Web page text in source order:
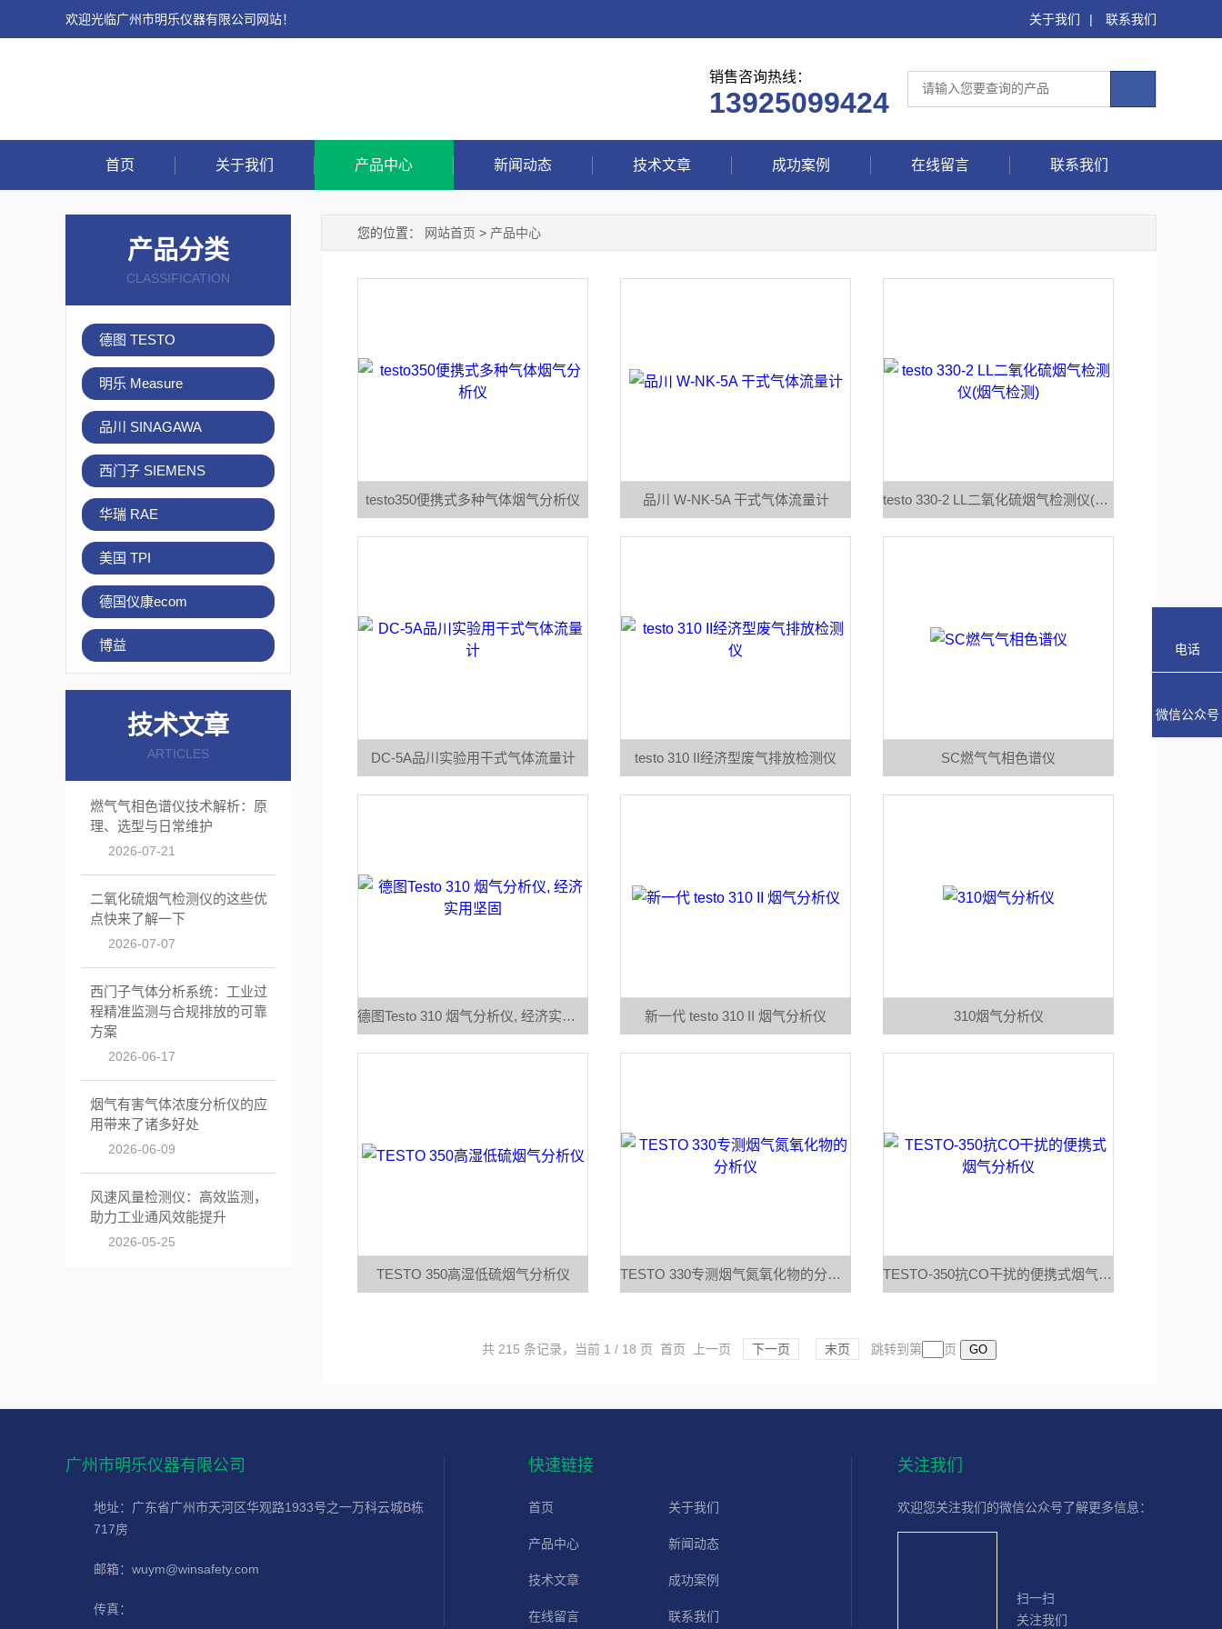
欢迎光临广州市明乐仪器有限公司网站！ 关于我们 | 联系我们
销售咨询热线：
13925099424
首页 关于我们 产品中心 新闻动态 技术文章 成功案例 在线留言 联系我们
产品分类
CLASSIFICATION
德图 TESTO
明乐 Measure
品川 SINAGAWA
西门子 SIEMENS
华瑞 RAE
美国 TPI
德国仪康ecom
博益
技术文章
ARTICLES
燃气气相色谱仪技术解析：原
理、选型与日常维护
2026-07-21
二氧化硫烟气检测仪的这些优
点快来了解一下
2026-07-07
西门子气体分析系统：工业过
程精准监测与合规排放的可靠
方案
2026-06-17
烟气有害气体浓度分析仪的应
用带来了诸多好处
2026-06-09
风速风量检测仪：高效监测，
助力工业通风效能提升
2026-05-25
您的位置： 网站首页 > 产品中心
testo350便携式多种气体烟气分析仪 品川 W-NK-5A 干式气体流量计 testo 330-2 LL二氧化硫烟气检测仪(烟气检测)
DC-5A品川实验用干式气体流量计 testo 310 II经济型废气排放检测仪 SC燃气气相色谱仪
德图Testo 310 烟气分析仪, 经济实用坚固 新一代 testo 310 II 烟气分析仪 310烟气分析仪
TESTO 350高湿低硫烟气分析仪 TESTO 330专测烟气氮氧化物的分析仪 TESTO-350抗CO干扰的便携式烟气分析仪
共 215 条记录，当前 1 / 18 页 首页 上一页 下一页 末页 跳转到第 页
广州市明乐仪器有限公司
地址：广东省广州市天河区华观路1933号之一万科云城B栋
717房
邮箱：wuym@winsafety.com
传真：
快速链接
首页 关于我们
产品中心 新闻动态
技术文章 成功案例
在线留言 联系我们
关注我们
欢迎您关注我们的微信公众号了解更多信息：
扫一扫
关注我们
电话
微信公众号